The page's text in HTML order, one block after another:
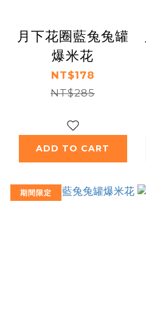
月下花圈藍兔兔罐
爆米花
NT$178
NT$285
ADD TO CART
期間限定